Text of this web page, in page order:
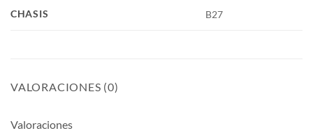
CHASIS B27
VALORACIONES (0)
Valoraciones